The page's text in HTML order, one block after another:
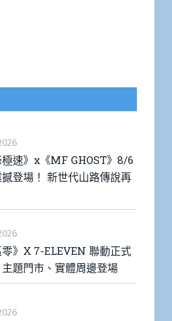
極速》x《MF GHOST》8/6
登場！ 新世代山路傳說再
零》X 7-ELEVEN 聯動正式
題門市、實體周邊登場